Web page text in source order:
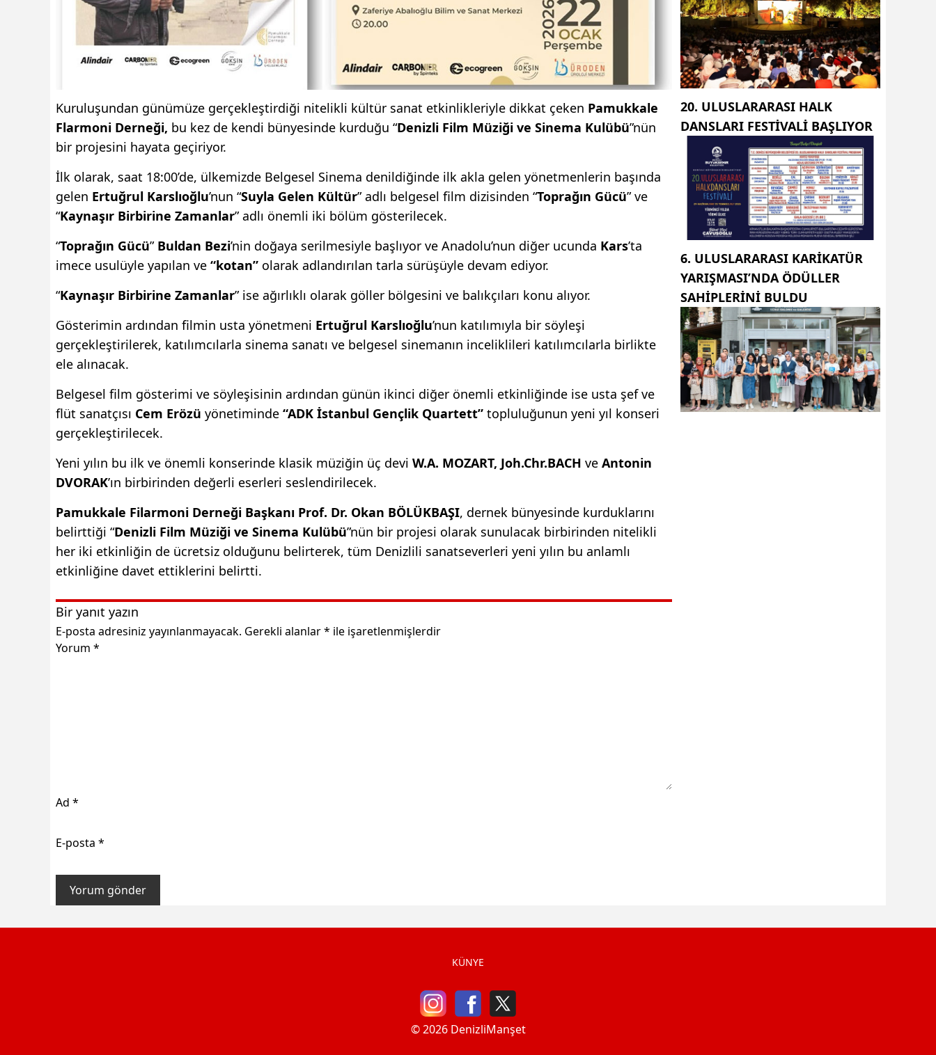
Kuruluşundan günümüze gerçekleştirdiği nitelikli kültür sanat etkinlikleriyle dikkat çeken Pamukkale
Flarmoni Derneği, bu kez de kendi bünyesinde kurduğu “Denizli Film Müziği ve Sinema Kulübü”nün
bir projesini hayata geçiriyor.
İlk olarak, saat 18:00’de, ülkemizde Belgesel Sinema denildiğinde ilk akla gelen yönetmenlerin başında
gelen Ertuğrul Karslıoğlu’nun “Suyla Gelen Kültür” adlı belgesel film dizisinden “Toprağın Gücü” ve
“Kaynaşır Birbirine Zamanlar” adlı önemli iki bölüm gösterilecek.
“Toprağın Gücü” Buldan Bezi’nin doğaya serilmesiyle başlıyor ve Anadolu’nun diğer ucunda Kars’ta
imece usulüyle yapılan ve “kotan” olarak adlandırılan tarla sürüşüyle devam ediyor.
“Kaynaşır Birbirine Zamanlar” ise ağırlıklı olarak göller bölgesini ve balıkçıları konu alıyor.
Gösterimin ardından filmin usta yönetmeni Ertuğrul Karslıoğlu’nun katılımıyla bir söyleşi
gerçekleştirilerek, katılımcılarla sinema sanatı ve belgesel sinemanın inceliklileri katılımcılarla birlikte
ele alınacak.
Belgesel film gösterimi ve söyleşisinin ardından günün ikinci diğer önemli etkinliğinde ise usta şef ve
flüt sanatçısı Cem Erözü yönetiminde “ADK İstanbul Gençlik Quartett” topluluğunun yeni yıl konseri
gerçekleştirilecek.
Yeni yılın bu ilk ve önemli konserinde klasik müziğin üç devi W.A. MOZART, Joh.Chr.BACH ve Antonin
DVORAK’ın birbirinden değerli eserleri seslendirilecek.
Pamukkale Filarmoni Derneği Başkanı Prof. Dr. Okan BÖLÜKBAŞI, dernek bünyesinde kurduklarını
belirttiği “Denizli Film Müziği ve Sinema Kulübü”nün bir projesi olarak sunulacak birbirinden nitelikli
her iki etkinliğin de ücretsiz olduğunu belirterek, tüm Denizlili sanatseverleri yeni yılın bu anlamlı
etkinliğine davet ettiklerini belirtti.
Bir yanıt yazın
E-posta adresiniz yayınlanmayacak. Gerekli alanlar* ile işaretlenmişlerdir
Yorum *
Ad *
E-posta *
20. ULUSLARARASI HALK
DANSLARI FESTIVALI BAŞLIYOR
6. ULUSLARARASI KARIKATÜR
YARIŞMASI’NDA ÖDÜLLER
SAHIPLERINI BULDU
KÜNYE
© 2026 DenizliManşet